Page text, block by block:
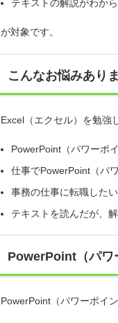
テキストの解説がわか
が対象です。
こんなお悩みあり
Excel（エクセル）を勉強
PowerPoint（パワーポ
仕事でPowerPoint（パ
事務の仕事に転職したい
テキストを読んだが、
PowerPoint（パワ
PowerPoint（パワーポイ